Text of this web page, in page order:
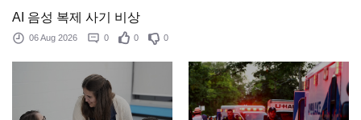
AI 음성 복제 사기 비상
06 Aug 2026 0 0 0